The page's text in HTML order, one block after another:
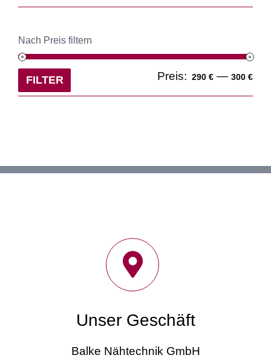
Nach Preis filtern
FILTER Preis: 290 € — 300 €
Unser Geschäft
Balke Nähtechnik GmbH